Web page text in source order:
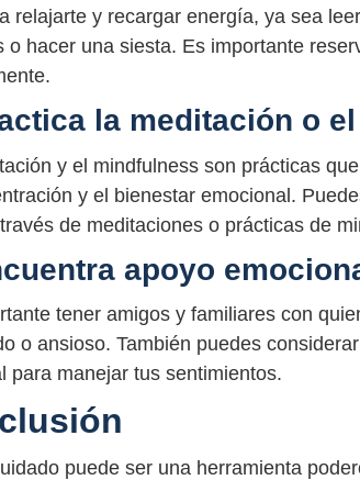
relajarte y recargar energía, ya sea
o hacer una siesta. Es importante
la meditación o
y el mindfulness son prácticas
y el bienestar emocional.
de meditaciones o prácticas de
apoyo
tener amigos y familiares con
o ansioso. También puedes
para manejar tus sentimientos.
puede ser una herramienta